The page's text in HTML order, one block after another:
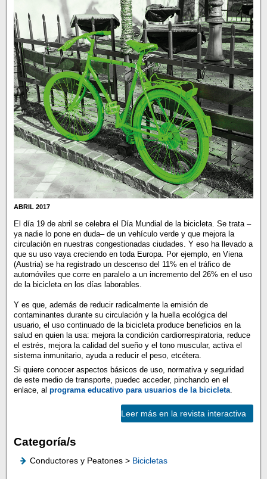
ABRIL 2017
El día 19 de abril se celebra el Día Mundial de la bicicleta. Se trata –
ya nadie lo pone en duda– de un vehículo verde y que mejora la
circulación en nuestras congestionadas ciudades. Y eso ha llevado a
que su uso vaya creciendo en toda Europa. Por ejemplo, en Viena
(Austria) se ha registrado un descenso del 11% en el tráfico de
automóviles que corre en paralelo a un incremento del 26% en el uso
de la bicicleta en los días laborables.
Y es que, además de reducir radicalmente la emisión de
contaminantes durante su circulación y la huella ecológica del
usuario, el uso continuado de la bicicleta produce beneficios en la
salud en quien la usa: mejora la condición cardiorrespiratoria, reduce
el estrés, mejora la calidad del sueño y el tono muscular, activa el
sistema inmunitario, ayuda a reducir el peso, etcétera.
Si quiere conocer aspectos básicos de uso, normativa y seguridad
de este medio de transporte, puedec acceder, pinchando en el
enlace, al programa educativo para usuarios de la bicicleta.
Leer más en la revista interactiva
Categoría/s
Conductores y Peatones > Bicicletas